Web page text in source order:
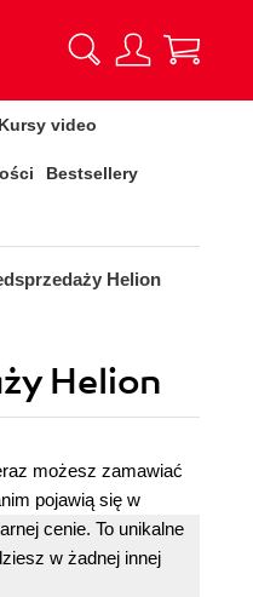
Kursy video
Bestsellery
Helion
Helion
możesz zamawiać
pojawią się w
cenie. To unikalne
w żadnej innej